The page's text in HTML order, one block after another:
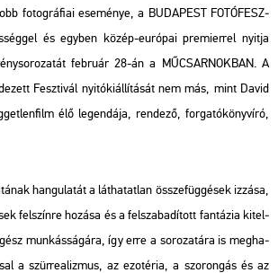
fo­tog­rá­fi­ai ese­mé­nye, a BU­DA­PEST FO­TÓ­FESZ­
és egy­ben közép-eu­ró­pai pre­mi­er­rel nyit­ja
feb­ru­ár 28-án a MŰ­CSAR­NOK­BAN. A
Fesz­ti­vál nyi­tó­ki­ál­lí­tá­sát nem más, mint David
élő le­gen­dá­ja, ren­de­ző, for­ga­tó­könyv­író,
han­gu­la­tát a lát­ha­tat­lan össze­füg­gé­sek iz­zá­sa,
fel­szín­re ho­zá­sa és a fel­sza­ba­dí­tott fan­tá­zia ki­tel­
mun­kás­sá­gá­ra, így erre a so­ro­za­tá­ra is meg­ha­
a szür­re­a­liz­mus, az ezo­té­ria, a szo­ron­gás és az